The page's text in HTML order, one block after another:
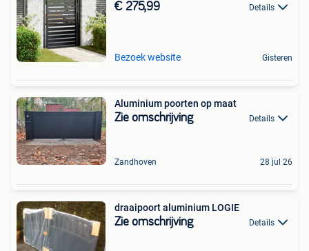
€ 275,99 Details
Bezoek website Gisteren
Aluminium poorten op maat
Zie omschrijving Details
Zandhoven 28 jul 26
draaipoort aluminium LOGIE
Zie omschrijving Details